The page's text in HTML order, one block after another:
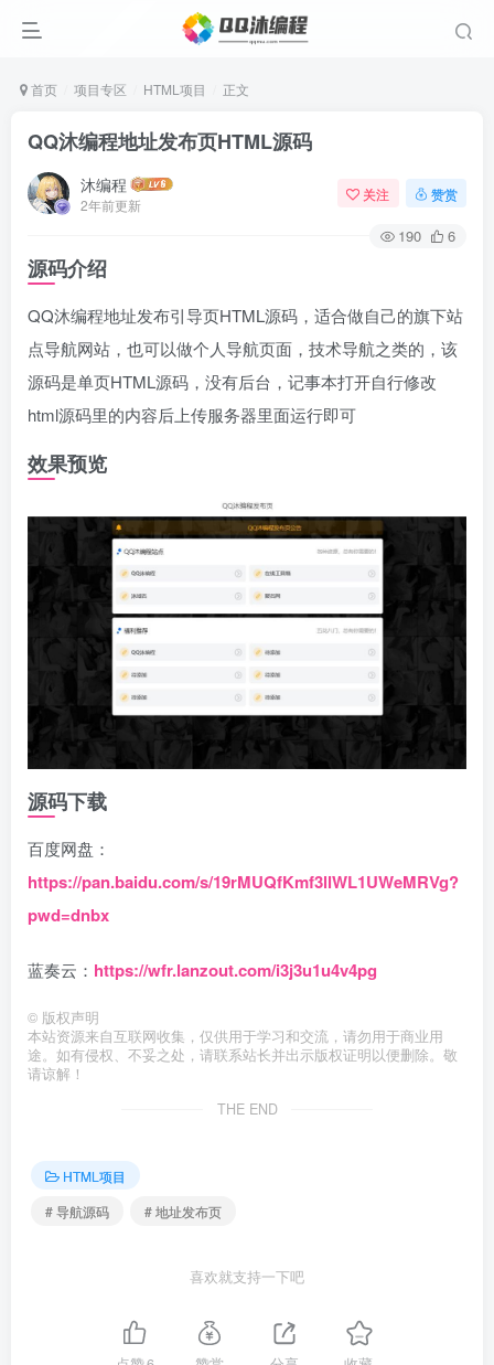
首页 项目专区 HTML项目 正文
QQ沐编程地址发布页HTML源码
沐编程
2年前更新
关注 赞赏
190 6
源码介绍
QQ沐编程地址发布引导页HTML源码，适合做自己的旗下站
点导航网站，也可以做个人导航页面，技术导航之类的，该
源码是单页HTML源码，没有后台，记事本打开自行修改
html源码里的内容后上传服务器里面运行即可
效果预览
源码下载
百度网盘：
https://pan.baidu.com/s/19rMUQfKmf3llWL1UWeMRVg?
pwd=dnbx
蓝奏云： https://wfr.lanzout.com/i3j3u1u4v4pg
© 版权声明
本站资源来自互联网收集，仅供用于学习和交流，请勿用于商业用
途。如有侵权、不妥之处，请联系站长并出示版权证明以便删除。敬
请谅解！
THE END
HTML项目
# 导航源码
# 地址发布页
喜欢就支持一下吧